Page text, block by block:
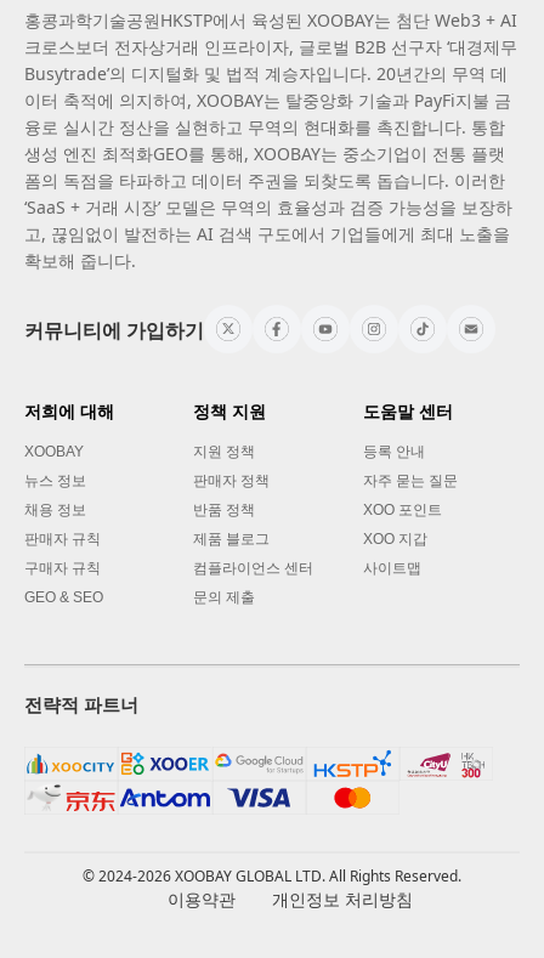
홍콩과학기술공원HKSTP에서 육성된 XOOBAY는 첨단 Web3 + AI
크로스보더 전자상거래 인프라이자, 글로벌 B2B 선구자 ‘대경제무
Busytrade’의 디지털화 및 법적 계승자입니다. 20년간의 무역 데
이터 축적에 의지하여, XOOBAY는 탈중앙화 기술과 PayFi지불 금
융로 실시간 정산을 실현하고 무역의 현대화를 촉진합니다. 통합
생성 엔진 최적화GEO를 통해, XOOBAY는 중소기업이 전통 플랫
폼의 독점을 타파하고 데이터 주권을 되찾도록 돕습니다. 이러한
‘SaaS + 거래 시장’ 모델은 무역의 효율성과 검증 가능성을 보장하
고, 끊임없이 발전하는 AI 검색 구도에서 기업들에게 최대 노출을
확보해 줍니다.
커뮤니티에 가입하기
저희에 대해
XOOBAY
뉴스 정보
채용 정보
판매자 규칙
구매자 규칙
GEO & SEO
정책 지원
지원 정책
판매자 정책
반품 정책
제품 블로그
컴플라이언스 센터
문의 제출
도움말 센터
등록 안내
자주 묻는 질문
XOO 포인트
XOO 지갑
사이트맵
전략적 파트너
© 2024-2026 XOOBAY GLOBAL LTD. All Rights Reserved.
이용약관 개인정보 처리방침